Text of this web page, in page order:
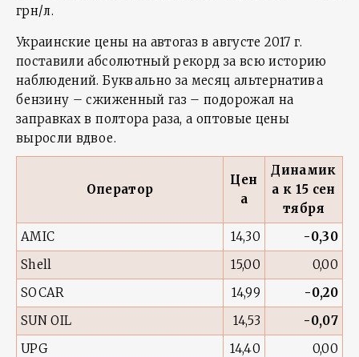
грн/л.
Украинские цены на автогаз в августе 2017 г.
поставили абсолютный рекорд за всю историю
наблюдений. Буквально за месяц альтернатива
бензину – сжиженный газ – подорожал на
заправках в полтора раза, а оптовые цены
выросли вдвое.
Оператор
Цен
а
Динамик
а к 15 сен
тября
AMIC
14,30
-0,30
Shell
15,00
0,00
SOCAR
14,99
-0,20
SUN OIL
14,53
-0,07
UPG
14,40
0,00